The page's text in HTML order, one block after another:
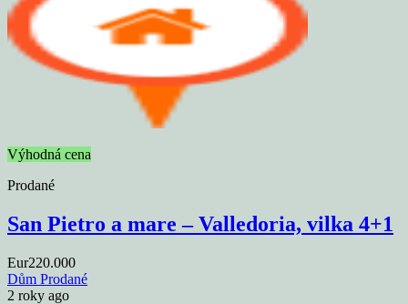
Výhodná cena
Prodané
San Pietro a mare – Valledoria, vilka 4+1
Eur220.000
Dům Prodané
2 roky ago